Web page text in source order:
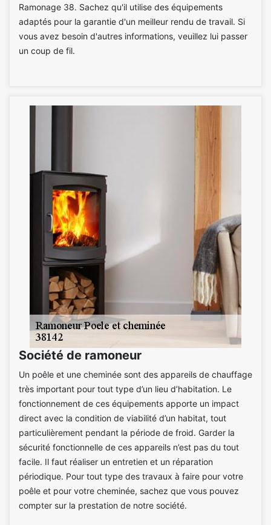
Ramonage 38. Sachez qu'il utilise des équipements
adaptés pour la garantie d'un meilleur rendu de travail. Si
vous avez besoin d'autres informations, veuillez lui passer
un coup de fil.
Société de ramoneur
Un poêle et une cheminée sont des appareils de chauffage
très important pour tout type d’un lieu d’habitation. Le
fonctionnement de ces équipements apporte un impact
direct avec la condition de viabilité d’un habitat, tout
particulièrement pendant la période de froid. Garder la
sécurité fonctionnelle de ces appareils n’est pas du tout
facile. Il faut réaliser un entretien et un réparation
périodique. Pour tout type des travaux à faire pour votre
poêle et pour votre cheminée, sachez que vous pouvez
compter sur la prestation de notre société.